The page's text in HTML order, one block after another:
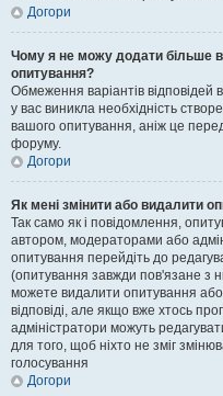
Догори
Чому я не можу додати більше
опитування?
Обмеження варіантів
у вас виникла необхідність
вашого опитування, аніж це
форуму.
Догори
Як мені змінити або видалити
Так само як і повідомлення,
автором, модераторами або
опитування перейдіть до
(опитування завжди пов'язане з
можете видалити опитування або
відповіді, але якщо вже хтось
адміністратори можуть
для того, щоб ніхто не зміг
голосування
Догори